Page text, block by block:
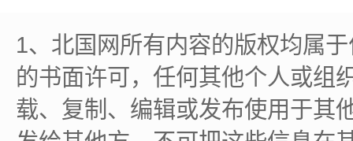
1、北国网所有内容的版权均属
的书面许可，任何其他个人或组
载、复制、编辑或发布使用于其